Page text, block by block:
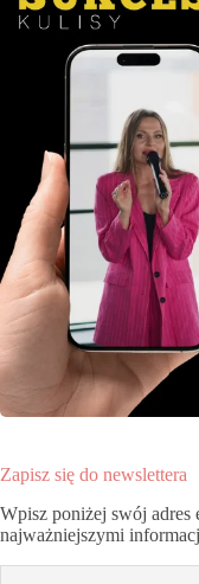
Zapisz się do newslettera
Wpisz poniżej swój adres
najważniejszymi